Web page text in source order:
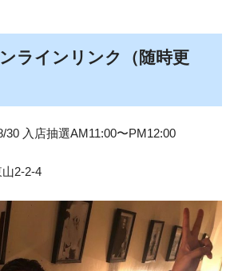
ラインリンク（随時更
30 入店抽選AM11:00〜PM12:00
2-2-4